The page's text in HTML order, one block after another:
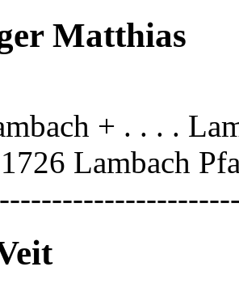
Matthias
+ . . . .
Lambach